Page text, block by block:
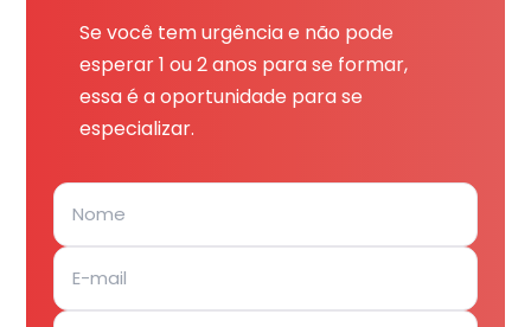
Se você tem urgência e não pode
esperar 1 ou 2 anos para se formar,
essa é a oportunidade para se
especializar.